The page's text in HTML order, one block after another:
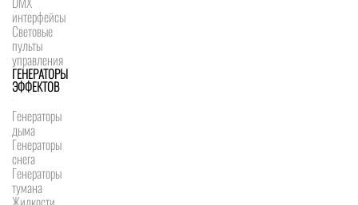
интерфейсы
Световые
пульты
управления
ГЕНЕРАТОРЫ
ЭФФЕКТОВ
Генераторы
дыма
Генераторы
снега
Генераторы
тумана